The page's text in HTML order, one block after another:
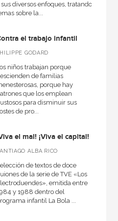
diversos enfoques, tratando
sobre la...
el trabajo infantil
GODARD
niños trabajan porque
de familias
porque hay
que los emplean
para disminuir sus
de pro...
el mal! ¡Viva el capital!
ALBA RICO
de textos de doce
de la serie de TVE «Los
emitida entre
y 1988 dentro del
infantil La Bola ...